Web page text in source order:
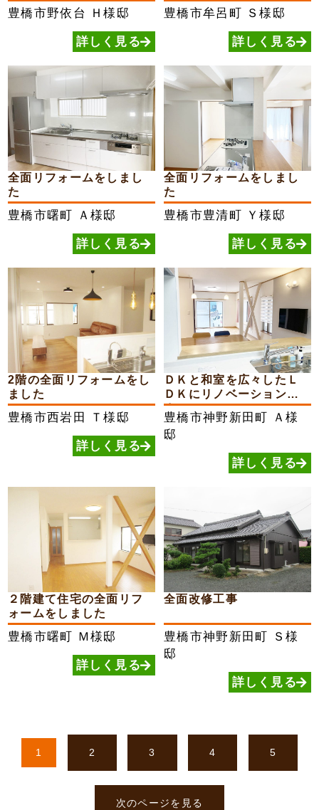
豊橋市野依台 Ｈ様邸
詳しく見る
し...
豊橋市牟呂町 Ｓ様邸
詳しく見る
全面リフォームをしまし
た
豊橋市曙町 Ａ様邸
詳しく見る
全面リフォームをしまし
た
豊橋市豊清町 Ｙ様邸
詳しく見る
2階の全面リフォームをし
ました
豊橋市西岩田 Ｔ様邸
詳しく見る
ＤＫと和室を広々したＬ
ＤＫにリノベーションし
ま...
豊橋市神野新田町 Ａ様
邸
詳しく見る
２階建て住宅の全面リフ
ォームをしました
豊橋市曙町 Ｍ様邸
詳しく見る
全面改修工事
豊橋市神野新田町 Ｓ様
邸
詳しく見る
1 2 3 4 5
次のページを見る